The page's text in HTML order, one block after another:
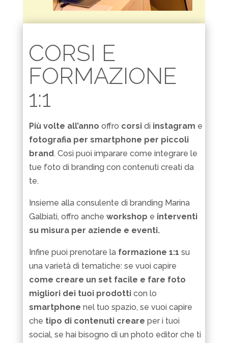
CORSI E
FORMAZIONE
1:1
Più volte all’anno offro corsidi instagram e
fotografia per smartphone per piccoli
brand. Così puoi imparare come integrare le
tue foto di branding con contenuti creati da
te.
Insieme alla consulente di branding Marina
Galbiati, offro anche workshop e interventi
su misura per aziende e eventi.
Infine puoi prenotare la formazione 1:1 su
una varietà di tematiche: se vuoi capire
come creare un set facile e fare foto
migliori dei tuoi prodotticon lo
smartphone nel tuo spazio, se vuoi capire
che tipo di contenuti creare per i tuoi
social, se hai bisogno di un photo editor che ti